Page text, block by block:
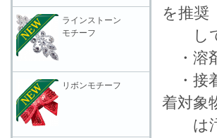
を推奨
し
・溶
・接
着対象
は汚
ラインストーン
モチーフ
リボンモチーフ